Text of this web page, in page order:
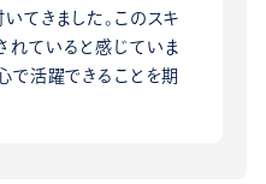
てきました。このスキ
ていると感じていま
で活躍できることを期